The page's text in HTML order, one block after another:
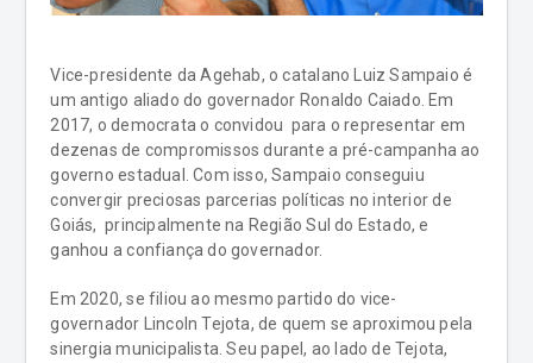
Vice-presidente da Agehab, o catalano Luiz Sampaio é
um antigo aliado do governador Ronaldo Caiado. Em
2017, o democrata o convidou para o representar em
dezenas de compromissos durante a pré-campanha ao
governo estadual. Com isso, Sampaio conseguiu
convergir preciosas parcerias políticas no interior de
Goiás, principalmente na Região Sul do Estado, e
ganhou a confiança do governador.
Em 2020, se filiou ao mesmo partido do vice-
governador Lincoln Tejota, de quem se aproximou pela
sinergia municipalista. Seu papel, ao lado de Tejota,